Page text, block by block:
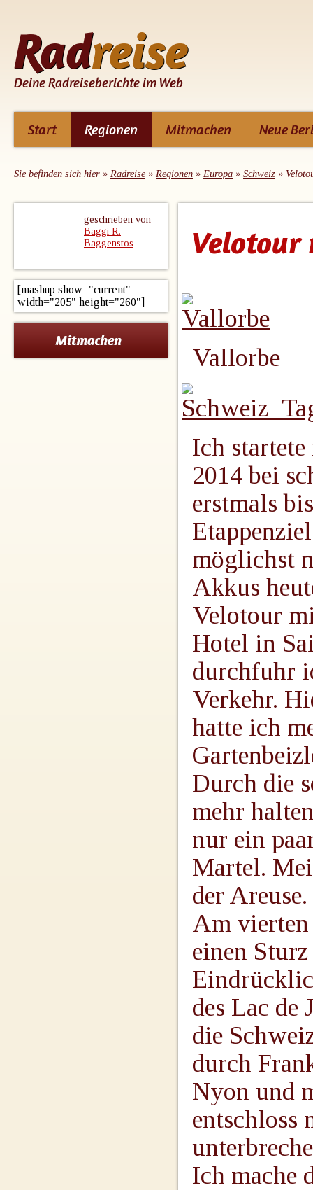
Radreise
Deine Radreiseberichte im Web
zumStart Regionen Mitmachen Neue
Sie befinden sich hier » Radreise » Regionen » Europa » Schweiz »
geschrieben von
Baggi R.
Baggenstos
[mashup show="current"
width="205" height="260"]
Velotour
Vallorbe
Ich
2014 bei
erstmals
möglichst
Akkus
Velotour
Hotel in
durchfuhr
Verkehr.
hatte ich
Durch die
mehr
nur ein
Martel.
der
Am
einen
des Lac
die
durch
Nyon und
entschloss
Ich mache